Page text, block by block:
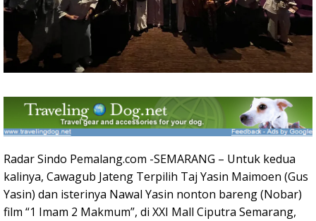
Radar Sindo Pemalang.com -SEMARANG – Untuk kedua
kalinya, Cawagub Jateng Terpilih Taj Yasin Maimoen (Gus
Yasin) dan isterinya Nawal Yasin nonton bareng (Nobar)
film “1 Imam 2 Makmum”, di XXI Mall Ciputra Semarang,